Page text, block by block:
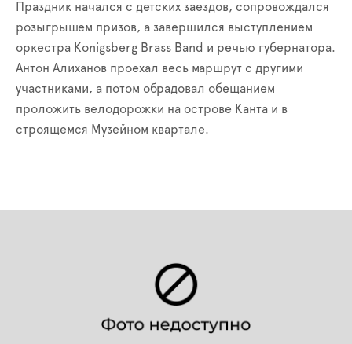
Праздник начался с детских заездов, сопровождался
розыгрышем призов, а завершился выступлением
оркестра Konigsberg Brass Band и речью губернатора.
Антон Алиханов проехал весь маршрут с другими
участниками, а потом обрадовал обещанием
проложить велодорожки на острове Канта и в
строящемся Музейном квартале.